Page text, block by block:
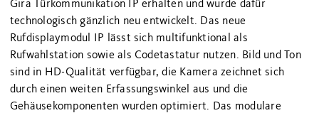
Gira Türkommunikation IP erhalten und wurde dafür
technologisch gänzlich neu entwickelt. Das neue
Rufdisplaymodul IP lässt sich multifunktional als
Rufwahlstation sowie als Codetastatur nutzen. Bild und Ton
sind in HD-Qualität verfügbar, die Kamera zeichnet sich
durch einen weiten Erfassungswinkel aus und die
Gehäusekomponenten wurden optimiert. Das modulare